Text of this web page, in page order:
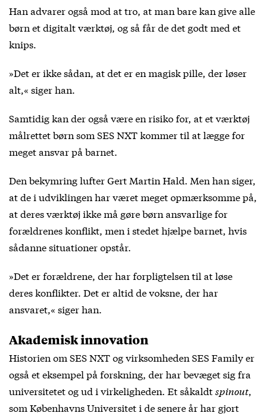
Han advarer også mod at tro, at man bare kan give alle
børn et digitalt værktøj, og så får de det godt med et
knips.
»Det er ikke sådan, at det er en magisk pille, der løser
alt,« siger han.
Samtidig kan der også være en risiko for, at et værktøj
målrettet børn som SES NXT kommer til at lægge for
meget ansvar på barnet.
Den bekymring lufter Gert Martin Hald. Men han siger,
at de i udviklingen har været meget opmærksomme på,
at deres værktøj ikke må gøre børn ansvarlige for
forældrenes konflikt, men i stedet hjælpe barnet, hvis
sådanne situationer opstår.
»Det er forældrene, der har forpligtelsen til at løse
deres konflikter. Det er altid de voksne, der har
ansvaret,« siger han.
Akademisk innovation
Historien om SES NXT og virksomheden SES Family er
også et eksempel på forskning, der har bevæget sig fra
universitetet og ud i virkeligheden. Et såkaldtspinout
som Københavns Universitet i de senere år har gjort